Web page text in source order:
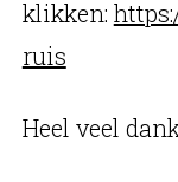
klikken:
ruis
Heel veel